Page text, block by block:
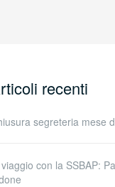
recenti
segreteria mese
con la SSBAP: